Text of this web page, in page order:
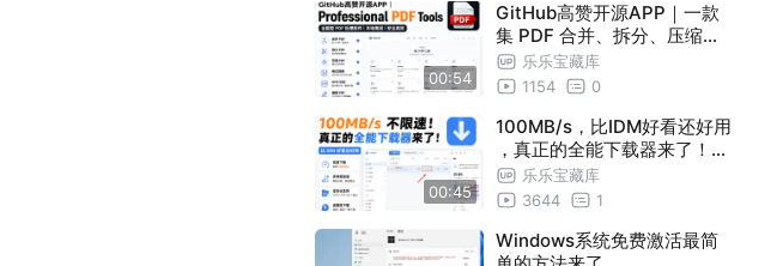
00:54
GitHub高赞开源APP｜一款
集 PDF 合并、拆分、压缩、
格式转换、OCR 识别、编辑
与加密于一体的全能型 PDF
乐乐宝藏库
1154
0
00:45
100MB/s，比IDM好看还好用
，真正的全能下载器来了！不
限速！现代化多线程下载器软
件，支持 HTTP/FTP/BT/磁
乐乐宝藏库
3644
1
Windows系统免费激活最简